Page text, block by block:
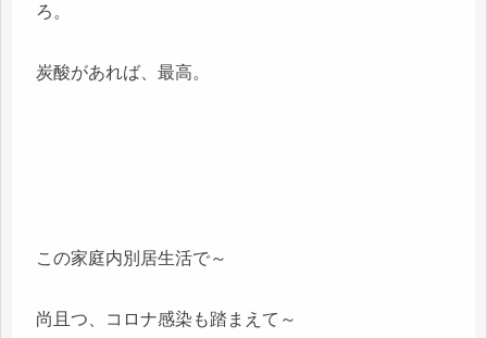
ろ。
炭酸があれば、最高。
この家庭内別居生活で～
尚且つ、コロナ感染も踏まえて～